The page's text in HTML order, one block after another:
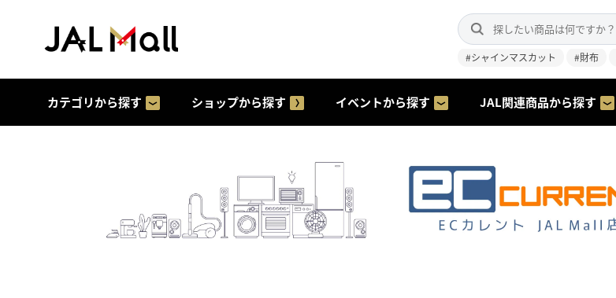
#シャインマスカット #財布
カテゴリから探す ショップから探す イベントから探す JAL関連商品から探す